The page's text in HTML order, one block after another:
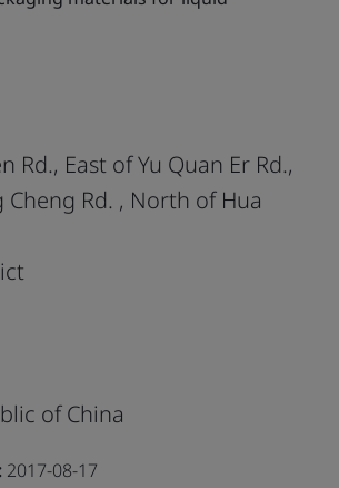
Rd., East of Yu Quan Er Rd.,
Cheng Rd. , North of Hua
of China
2017-08-17